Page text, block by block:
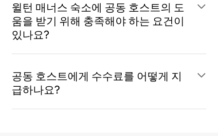
윌턴 매너스 숙소에 공동 호스트의 도
움을 받기 위해 충족해야 하는 요건이
있나요?
공동 호스트에게 수수료를 어떻게 지
급하나요?